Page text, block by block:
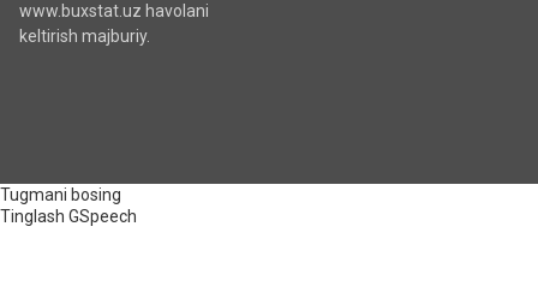
www.buxstat.uz havolani
keltirish majburiy.
Tugmani bosing
Tinglash GSpeech